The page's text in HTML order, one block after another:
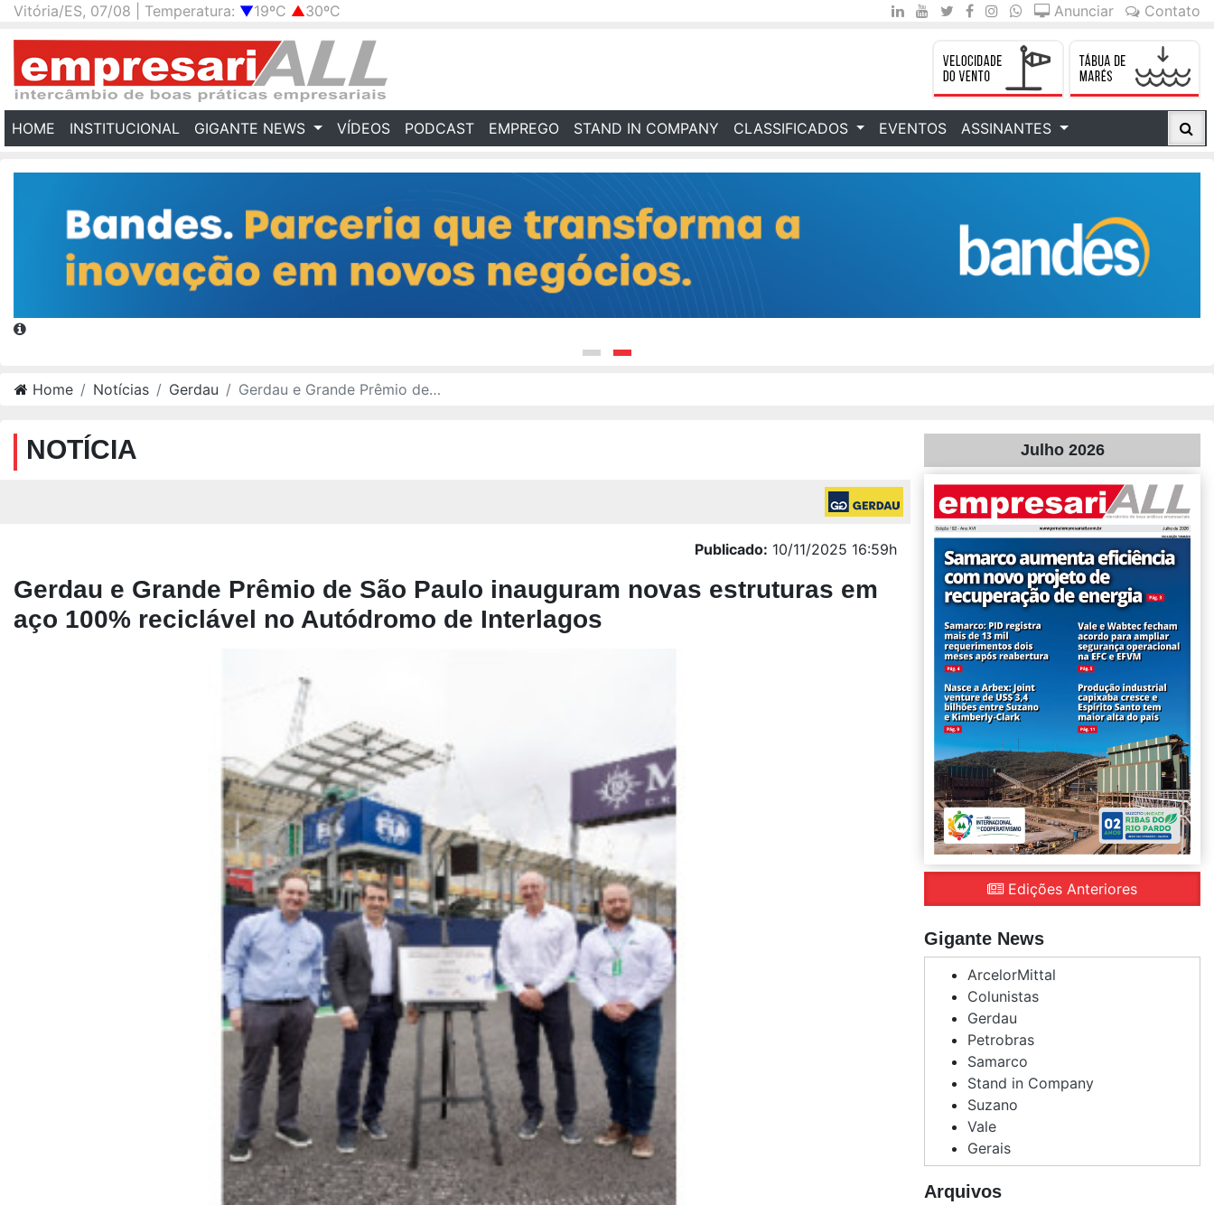
Vitória/ES, 07/08 | Temperatura: ▼19ºC ▲30ºC Anunciar Contato
HOME (CURRENT)
INSTITUCIONAL GIGANTE NEWS VÍDEOS PODCAST EMPREGO STAND IN COMPANY CLASSIFICADOS EVENTOS ASSINANTES
Home Notícias Gerdau Gerdau e Grande Prêmio de São Paulo inauguram novas estruturas em aço 100% reciclável no Autódromo de Interlagos
NOTÍCIA
Publicado: 10/11/2025 16:59h
Gerdau e Grande Prêmio de São Paulo inauguram novas estruturas em
aço 100% reciclável no Autódromo de Interlagos
Julho 2026
Edições Anteriores
Gigante News
ArcelorMittal
Colunistas
Gerdau
Petrobras
Samarco
Stand in Company
Suzano
Vale
Gerais
Arquivos